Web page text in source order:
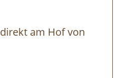
am Hof von